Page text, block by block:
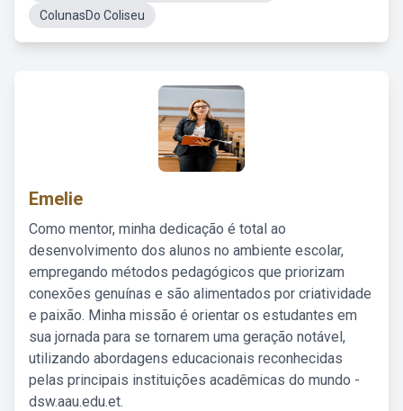
ColunasDo Coliseu
Emelie
Como mentor, minha dedicação é total ao
desenvolvimento dos alunos no ambiente escolar,
empregando métodos pedagógicos que priorizam
conexões genuínas e são alimentados por criatividade
e paixão. Minha missão é orientar os estudantes em
sua jornada para se tornarem uma geração notável,
utilizando abordagens educacionais reconhecidas
pelas principais instituições acadêmicas do mundo -
dsw.aau.edu.et.